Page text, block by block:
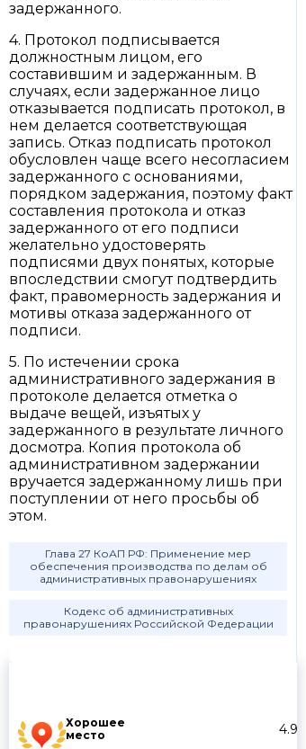
Хорошее
место
4.9
задержанного.
4. Протокол подписывается
должностным лицом, его
составившим и задержанным. В
случаях, если задержанное лицо
отказывается подписать протокол, в
нем делается соответствующая
запись. Отказ подписать протокол
обусловлен чаще всего несогласием
задержанного с основаниями,
порядком задержания, поэтому факт
составления протокола и отказ
задержанного от его подписи
желательно удостоверять
подписями двух понятых, которые
впоследствии смогут подтвердить
факт, правомерность задержания и
мотивы отказа задержанного от
подписи.
5. По истечении срока
административного задержания в
протоколе делается отметка о
выдаче вещей, изъятых у
задержанного в результате личного
досмотра. Копия протокола об
административном задержании
вручается задержанному лишь при
поступлении от него просьбы об
этом.
Глава 27 КоАП РФ: Применение мер
обеспечения производства по делам об
административных правонарушениях
Кодекс об административных
правонарушениях Российской Федерации